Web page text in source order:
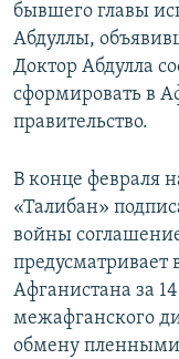
бывшего главы
Абдуллы,
Доктор Абдулла
сформировать в
правительство.
В конце февраля
«Талибан»
войны
предусматривает
Афганистана за
межафганского
обмену